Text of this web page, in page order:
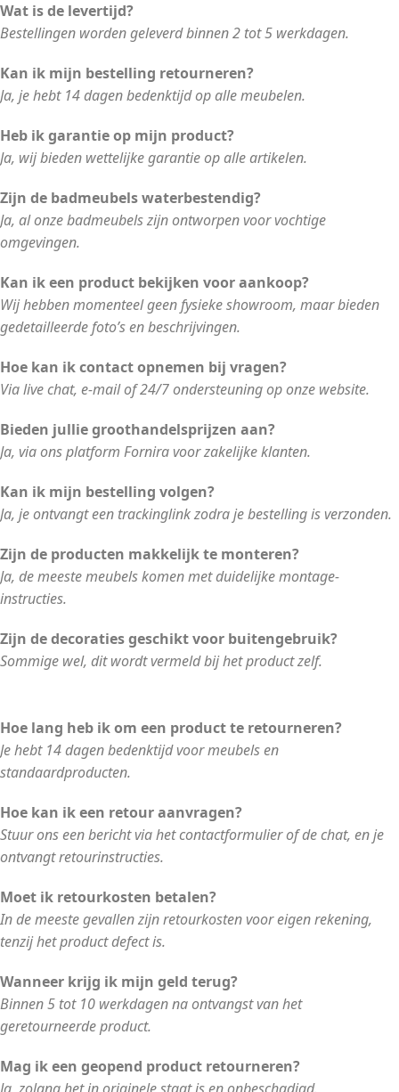
Wat is de levertijd?
Bestellingen worden geleverd binnen 2 tot 5 werkdagen.
Kan ik mijn bestelling retourneren?
Ja, je hebt 14 dagen bedenktijd op alle meubelen.
Heb ik garantie op mijn product?
Ja, wij bieden wettelijke garantie op alle artikelen.
Zijn de badmeubels waterbestendig?
Ja, al onze badmeubels zijn ontworpen voor vochtige
omgevingen.
Kan ik een product bekijken voor aankoop?
Wij hebben momenteel geen fysieke showroom, maar bieden
gedetailleerde foto’s en beschrijvingen.
Hoe kan ik contact opnemen bij vragen?
Via live chat, e-mail of 24/7 ondersteuning op onze website.
Bieden jullie groothandelsprijzen aan?
Ja, via ons platform Fornira voor zakelijke klanten.
Kan ik mijn bestelling volgen?
Ja, je ontvangt een trackinglink zodra je bestelling is verzonden.
Zijn de producten makkelijk te monteren?
Ja, de meeste meubels komen met duidelijke montage-
instructies.
Zijn de decoraties geschikt voor buitengebruik?
Sommige wel, dit wordt vermeld bij het product zelf.
Hoe lang heb ik om een product te retourneren?
Je hebt 14 dagen bedenktijd voor meubels en
standaardproducten.
Hoe kan ik een retour aanvragen?
Stuur ons een bericht via het contactformulier of de chat, en je
ontvangt retourinstructies.
Moet ik retourkosten betalen?
In de meeste gevallen zijn retourkosten voor eigen rekening,
tenzij het product defect is.
Wanneer krijg ik mijn geld terug?
Binnen 5 tot 10 werkdagen na ontvangst van het
geretourneerde product.
Mag ik een geopend product retourneren?